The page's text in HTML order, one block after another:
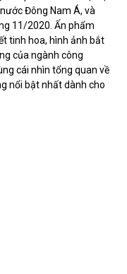
Đông Nam Á, và
11/2020. Ấn phẩm
tinh hoa, hình ảnh bắt
của ngành công
cái nhìn tổng quan về
nổi bật nhất dành cho